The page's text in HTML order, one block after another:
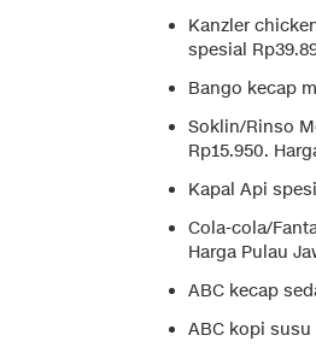
Kanzler
spesial
Bango kecap
Soklin/Rinso
Rp15.950.
Kapal Api
Cola-cola/
Harga Pulau
ABC kecap
ABC kopi susu